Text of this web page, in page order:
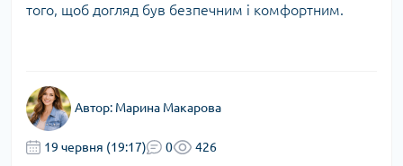
того, щоб догляд був безпечним і комфортним.
Автор: Марина Макарова
19 червня (19:17) 0 426